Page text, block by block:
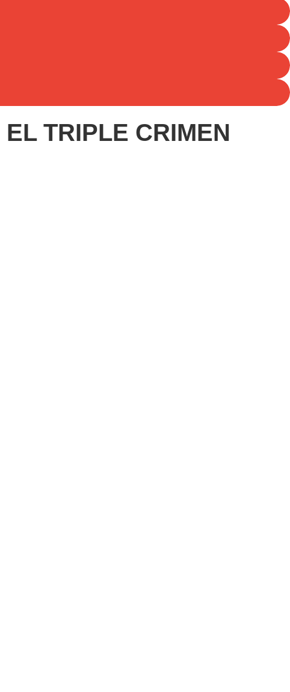
TRIPLE CRIMEN